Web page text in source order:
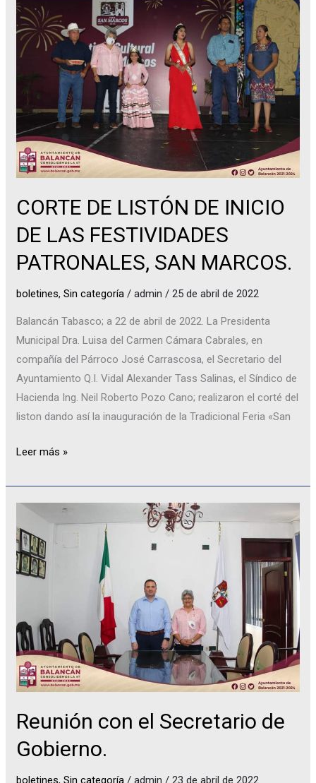
CORTE DE LISTÓN DE INICIO
DE LAS FESTIVIDADES
PATRONALES, SAN MARCOS.
boletines,Sin categoría /admin/25 de abril de 2022
Balancán Tabasco; a 22 de abril de 2022. La Presidenta
Municipal Dra. Luisa del Carmen Cámara Cabrales, en
compañía del Párroco José Carrascosa, el Secretario del
Ayuntamiento Q.I. Vidal Alexander Tass Salinas, el Síndico de
Hacienda Ing. Neil Roberto Pozo Cano; realizaron el corté del
liston dando así la inauguración de la Tradicional Feria «San
DE
LISTÓN
DE
INICIO
LAS
FESTIVIDADES
PATRONALES,
SAN
Leer más »
Reunión con el Secretario de
Gobierno.
boletines,Sin categoría /admin /23 de abril de 2022
con
el
Secretario